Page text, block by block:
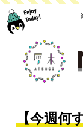
【今週何